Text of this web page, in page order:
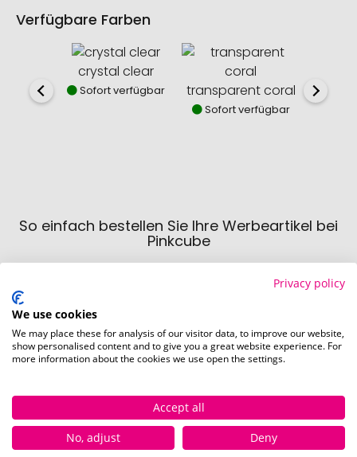
Verfügbare Farben
crystal clear
Sofort verfügbar transparent coral
Sofort verfügbar
So einfach bestellen Sie Ihre Werbeartikel bei
Pinkcube
Wählen Sie Ihre gewünschten
Werbeartikel aus und passen Sie diese
nach Ihren Vorstellungen an.
Privacy policy
We use cookies
We may place these for analysis of our visitor data, to improve our website,
show personalised content and to give you a great website experience. For
more information about the cookies we use open the settings.
Accept all
No, adjust
Deny